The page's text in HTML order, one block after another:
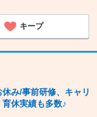
キープ
み/事前研修、キャリ
休実績も多数♪